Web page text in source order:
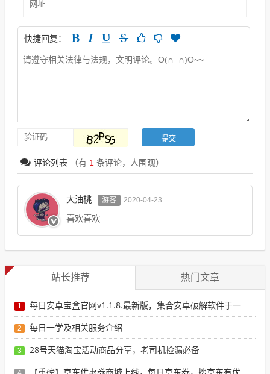
快捷回复：
评论列表 （有 1 条评论， 人围观）
大油桃 游客 2020-04-23
喜欢喜欢
站长推荐 热门文章
1 每日安卓宝盒官网v1.1.8.最新版，集合安卓破解软件于一体，新增全网搜索引擎
2 每日一学及相关服务介绍
3 28号天猫淘宝活动商品分享，老司机捡漏必备